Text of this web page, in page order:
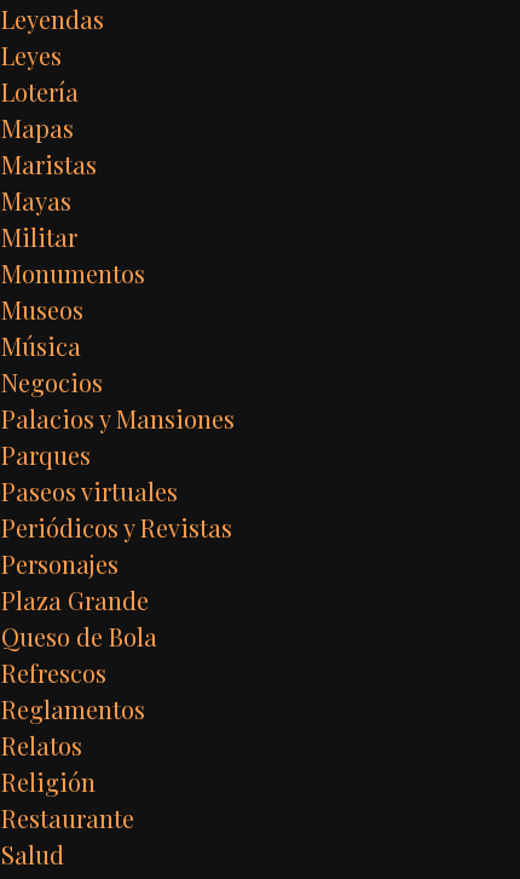
Leyendas
Leyes
Lotería
Mapas
Maristas
Mayas
Militar
Monumentos
Museos
Música
Negocios
Palacios y Mansiones
Parques
Paseos virtuales
Periódicos y Revistas
Personajes
Plaza Grande
Queso de Bola
Refrescos
Reglamentos
Relatos
Religión
Restaurante
Salud